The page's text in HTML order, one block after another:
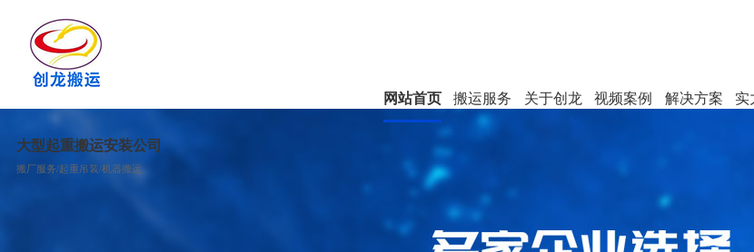
大型起重搬运安装公司
搬厂服务/起重吊装/机器搬运
网站首页 搬运服务 关于创龙 视频案例 解决方案 实